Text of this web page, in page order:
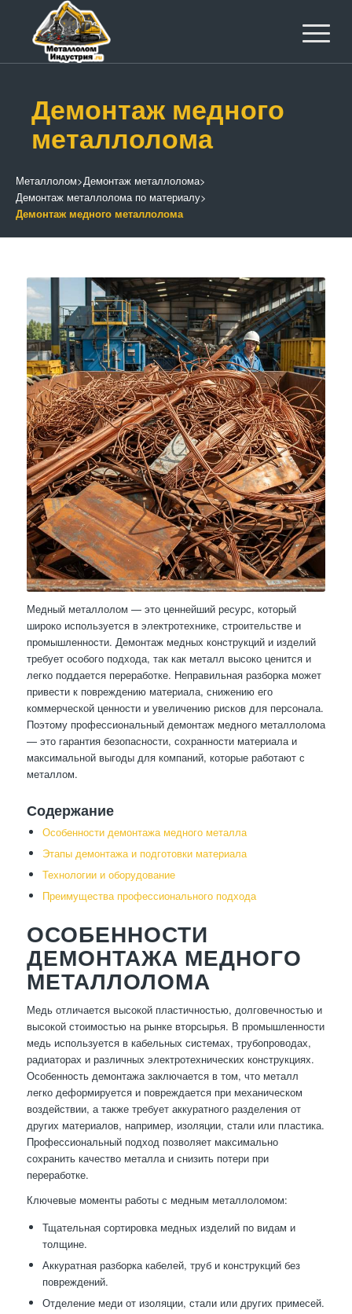
Демонтаж медного
металлолома
Металлолом>Демонтаж металлолома>
Демонтаж металлолома по материалу>
Демонтаж медного металлолома
Медный металлолом — это ценнейший ресурс, который
широко используется в электротехнике, строительстве и
промышленности. Демонтаж медных конструкций и изделий
требует особого подхода, так как металл высоко ценится и
легко поддается переработке. Неправильная разборка может
привести к повреждению материала, снижению его
коммерческой ценности и увеличению рисков для персонала.
Поэтому профессиональный демонтаж медного металлолома
— это гарантия безопасности, сохранности материала и
максимальной выгоды для компаний, которые работают с
металлом.
Содержание
Особенности демонтажа медного металла
Этапы демонтажа и подготовки материала
Технологии и оборудование
Преимущества профессионального подхода
ОСОБЕННОСТИ
ДЕМОНТАЖА МЕДНОГО
МЕТАЛЛОЛОМА
Медь отличается высокой пластичностью, долговечностью и
высокой стоимостью на рынке вторсырья. В промышленности
медь используется в кабельных системах, трубопроводах,
радиаторах и различных электротехнических конструкциях.
Особенность демонтажа заключается в том, что металл
легко деформируется и повреждается при механическом
воздействии, а также требует аккуратного разделения от
других материалов, например, изоляции, стали или пластика.
Профессиональный подход позволяет максимально
сохранить качество металла и снизить потери при
переработке.
Ключевые моменты работы с медным металлоломом:
Тщательная сортировка медных изделий по видам и
толщине.
Аккуратная разборка кабелей, труб и конструкций без
повреждений.
Отделение меди от изоляции, стали или других примесей.